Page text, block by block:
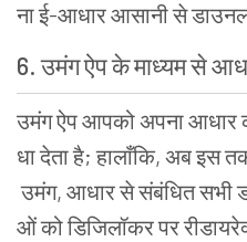
नाई-आधारआसानीसे
6.उमंगऐपकेमाध्यमसे
उमंगऐपआपकोअपनाआधार
धादेताहै;हालाँकि, अबइस
उमंग, आधारसेसंबंधितसभी
ओंकोडिजिलॉकरपर